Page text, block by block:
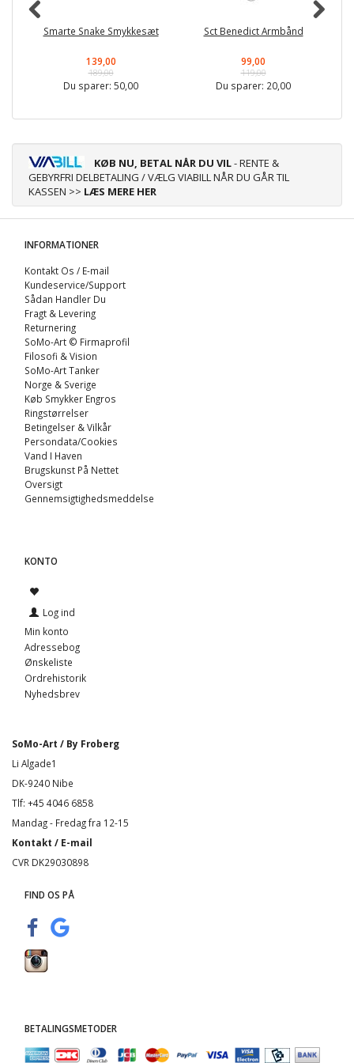
Smarte Snake Smykkesæt
139,00
189,00
Du sparer: 50,00
Sct Benedict Armbånd
99,00
119,00
Du sparer: 20,00
KØB NU, BETAL NÅR DU VIL- RENTE &
GEBYRFRI DELBETALING / VÆLG VIABILL NÅR DU GÅR TIL
KASSEN >> LÆS MERE HER
INFORMATIONER
Kontakt Os / E-mail
Kundeservice/Support
Sådan Handler Du
Fragt & Levering
Returnering
SoMo-Art © Firmaprofil
Filosofi & Vision
SoMo-Art Tanker
Norge & Sverige
Køb Smykker Engros
Ringstørrelser
Betingelser & Vilkår
Persondata/Cookies
Vand I Haven
Brugskunst På Nettet
Oversigt
Gennemsigtighedsmeddelse
KONTO
Log ind
Min konto
Adressebog
Ønskeliste
Ordrehistorik
Nyhedsbrev
SoMo-Art / By Froberg
Li Algade1
DK-9240 Nibe
Tlf: +45 4046 6858
Mandag - Fredag fra 12-15
Kontakt / E-mail
CVR DK29030898
FIND OS PÅ
BETALINGSMETODER